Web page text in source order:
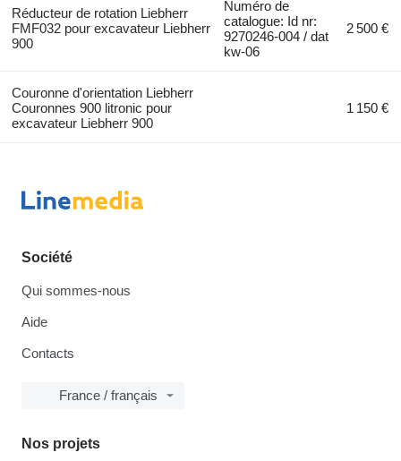
Réducteur de rotation Liebherr
FMF032 pour excavateur Liebherr
900
Numéro de
catalogue: Id nr:
9270246-004 / dat
kw-06
2 500 €
Couronne d'orientation Liebherr
Couronnes 900 litronic pour
excavateur Liebherr 900
1 150 €
Société
Qui sommes-nous
Aide
Contacts
France / français
Nos projets